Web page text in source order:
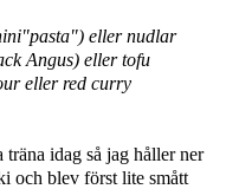
eller nudlar
Angus) eller tofu
eller red curry
idag så jag håller ner
och blev först lite smått